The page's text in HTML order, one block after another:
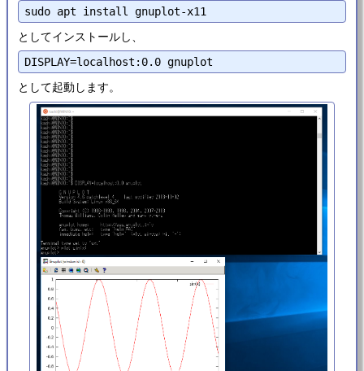
としてインストールし、
として起動します。